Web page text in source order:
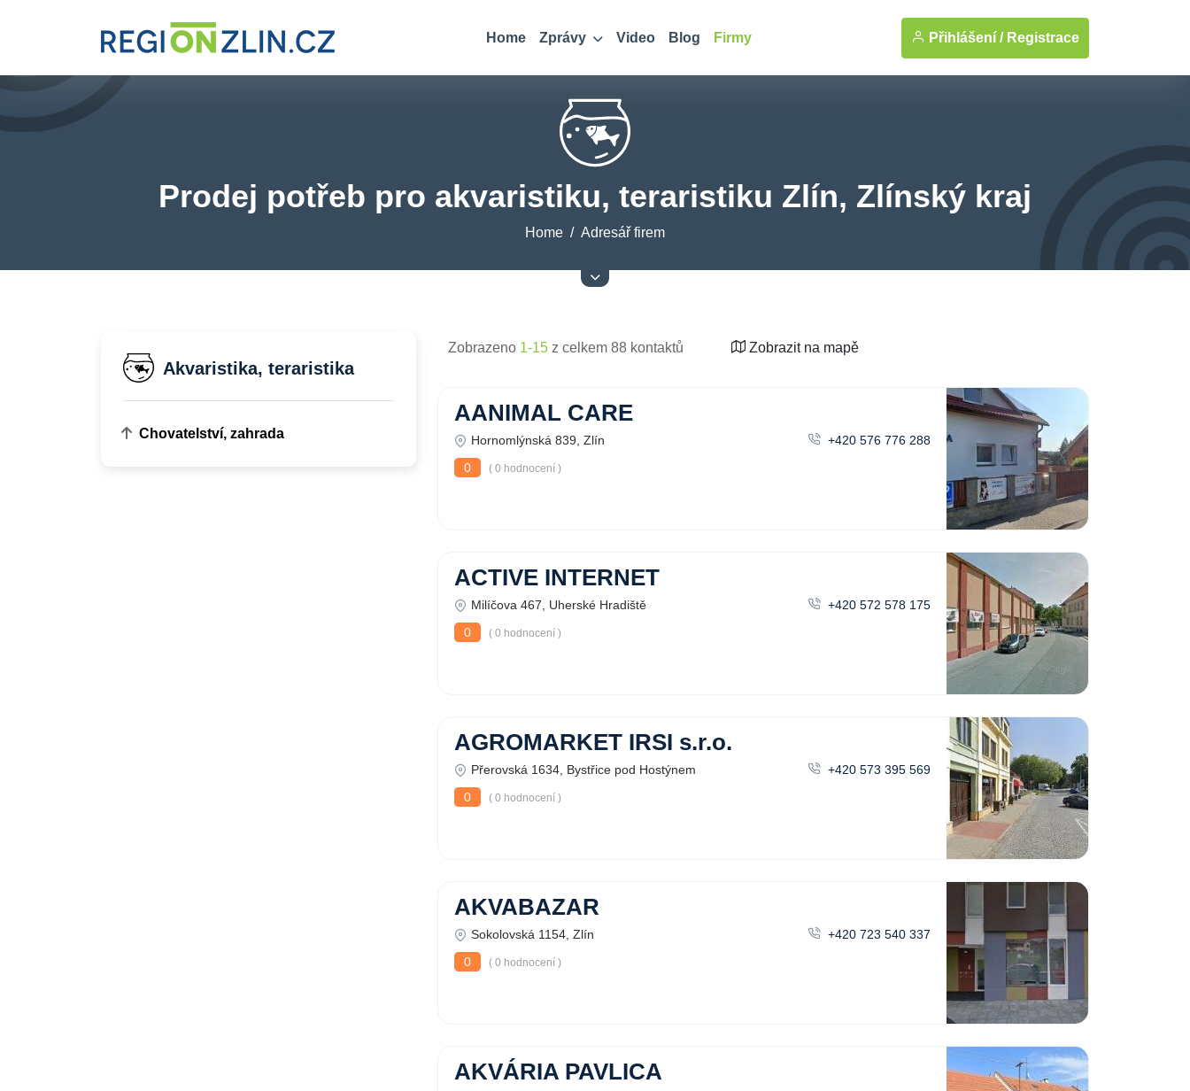
Home Zprávy Video Blog Firmy Přihlášení / Registrace
Prodej potřeb pro akvaristiku, teraristiku Zlín, Zlínský kraj
Home Adresář firem
Akvaristika, teraristika
Chovatelství, zahrada
Zobrazeno 1-15 z celkem 88 kontaktů Zobrazit na mapě
AANIMAL CARE
Hornomlýnská 839, Zlín
+420 576 776 288
0
( 0 hodnocení )
ACTIVE INTERNET
Milíčova 467, Uherské Hradiště
+420 572 578 175
0
( 0 hodnocení )
AGROMARKET IRSI s.r.o.
Přerovská 1634, Bystřice pod Hostýnem
+420 573 395 569
0
( 0 hodnocení )
AKVABAZAR
Sokolovská 1154, Zlín
+420 723 540 337
0
( 0 hodnocení )
AKVÁRIA PAVLICA